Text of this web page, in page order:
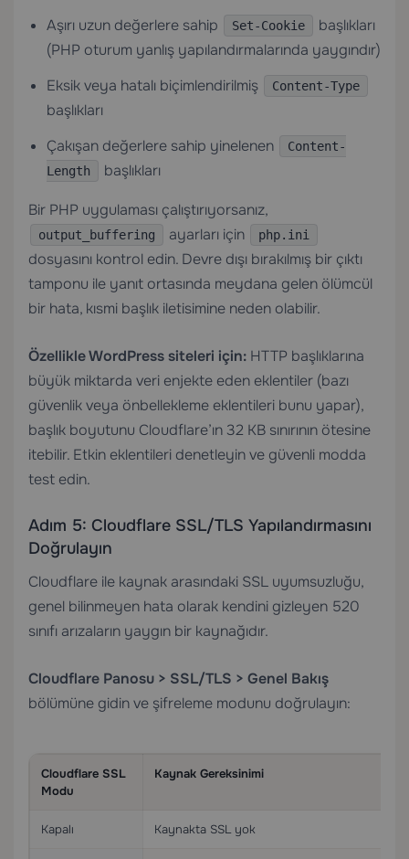
Aşırı uzun değerlere sahip
Set-Cookie
başlıkları
(PHP oturum yanlış yapılandırmalarında yaygındır)
Eksik veya hatalı biçimlendirilmiş
Content-Type
başlıkları
Çakışan değerlere sahip yinelenen
Content-
Length
başlıkları
Bir PHP uygulaması çalıştırıyorsanız,
output_buffering ayarları için php.ini
dosyasını kontrol edin. Devre dışı bırakılmış bir çıktı
tamponu ile yanıt ortasında meydana gelen ölümcül
bir hata, kısmi başlık iletisimine neden olabilir.
Özellikle WordPress siteleri için: HTTP başlıklarına
büyük miktarda veri enjekte eden eklentiler (bazı
güvenlik veya önbellekleme eklentileri bunu yapar),
başlık boyutunu Cloudflare’ın 32 KB sınırının ötesine
itebilir. Etkin eklentileri denetleyin ve güvenli modda
test edin.
Adım 5: Cloudflare SSL/TLS Yapılandırmasını
Doğrulayın
Cloudflare ile kaynak arasındaki SSL uyumsuzluğu,
genel bilinmeyen hata olarak kendini gizleyen 520
sınıfı arızaların yaygın bir kaynağıdır.
Cloudflare Panosu > SSL/TLS > Genel Bakış
bölümüne gidin ve şifreleme modunu doğrulayın:
Cloudflare SSL
Modu
Kaynak Gereksinimi
Kapalı Kaynakta SSL yok